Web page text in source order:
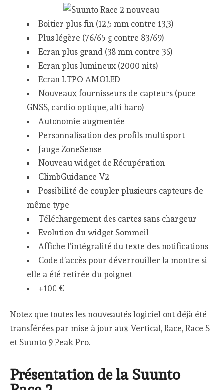
Boitier plus fin (12,5 mm contre 13,3)
Plus légère (76/65 g contre 83/69)
Ecran plus grand (38 mm contre 36)
Ecran plus lumineux (2000 nits)
Ecran LTPO AMOLED
Nouveaux fournisseurs de capteurs (puce
GNSS, cardio optique, alti baro)
Autonomie augmentée
Personnalisation des profils multisport
Jauge ZoneSense
Nouveau widget de Récupération
ClimbGuidance V2
Possibilité de coupler plusieurs capteurs de
même type
Téléchargement des cartes sans chargeur
Evolution du widget Sommeil
Affiche l’intégralité du texte des notifications
Code d’accès pour déverrouiller la montre si
elle a été retirée du poignet
+100 €
Notez que toutes les nouveautés logiciel ont déjà été
transférées par mise à jour aux Vertical, Race, Race S
et Suunto 9 Peak Pro.
Présentation de la Suunto